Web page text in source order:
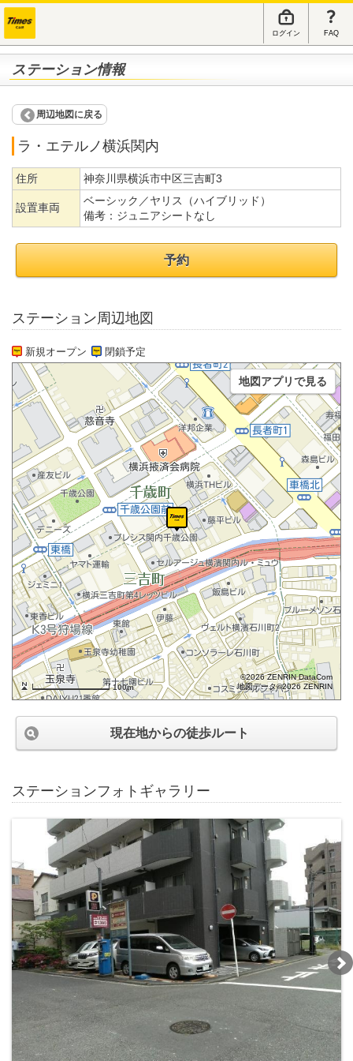
ログイン FAQ
ステーション情報
周辺地図に戻る
ラ・エテルノ横浜関内
住所 神奈川県横浜市中区三吉町3
設置車両
ベーシック／ヤリス（ハイブリッド）
備考： ジュニアシートなし
予約
ステーション周辺地図
新規オープン 閉鎖予定
100m
©2026 ZENRIN DataCom
地図データ©2026 ZENRIN
地図アプリで見る
現在地からの徒歩ルート
ステーションフォトギャラリー